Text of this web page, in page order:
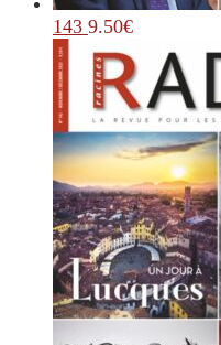
143 9.50€